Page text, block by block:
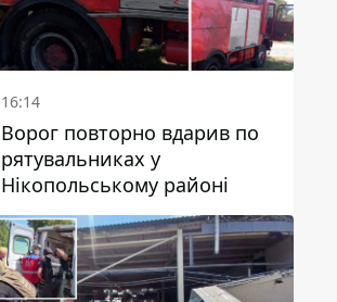
16:14
Ворог повторно вдарив по
рятувальниках у
Нікопольському районі